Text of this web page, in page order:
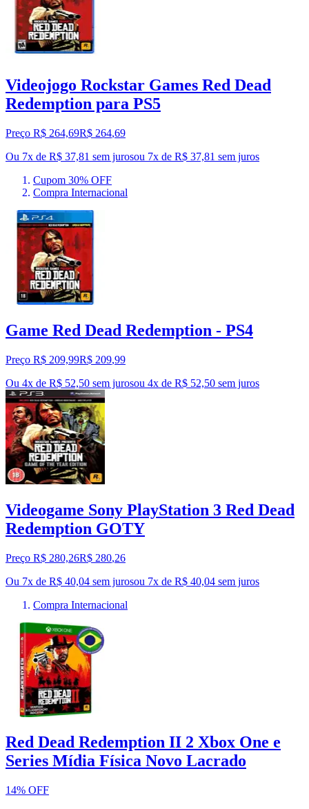
Videojogo Rockstar Games Red Dead
Redemption para PS5
Preço R$ 264,69R$ 264,69
Ou 7x de R$ 37,81 sem jurosou 7x de R$ 37,81 sem juros
Cupom 30% OFF
Compra Internacional
Game Red Dead Redemption - PS4
Preço R$ 209,99R$ 209,99
Ou 4x de R$ 52,50 sem jurosou 4x de R$ 52,50 sem juros
Videogame Sony PlayStation 3 Red Dead
Redemption GOTY
Preço R$ 280,26R$ 280,26
Ou 7x de R$ 40,04 sem jurosou 7x de R$ 40,04 sem juros
Compra Internacional
Red Dead Redemption II 2 Xbox One e
Series Mídia Física Novo Lacrado
14% OFF